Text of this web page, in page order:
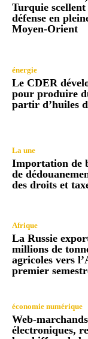
Turquie
défense en
Moyen-Orient
énergie
Le CDER
pour produire
partir d’huiles
La une
Importation de
de
des droits et
Afrique
La Russie
millions de
agricoles vers
premier
économie numérique
Web-
électroniques,